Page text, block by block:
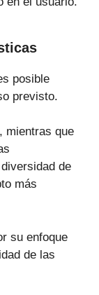
posible
previsto.
mientras que
de
más
su enfoque
de las